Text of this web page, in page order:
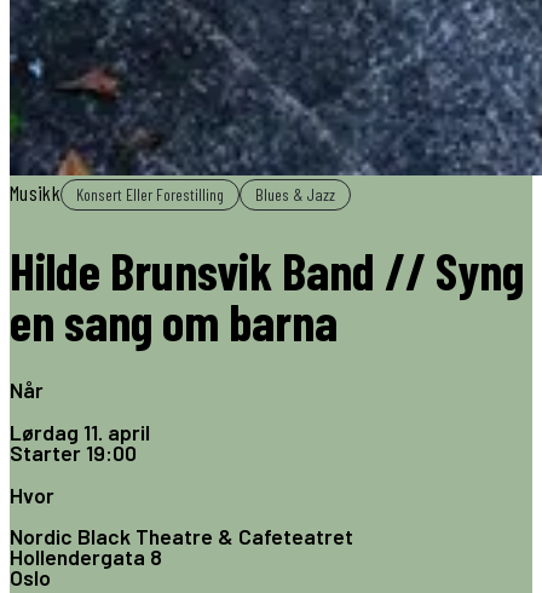
Musikk Konsert Eller Forestilling Blues & Jazz
Hilde Brunsvik Band // Syng
en sang om barna
Når
Lørdag 11. april
Starter19:00
Hvor
Nordic Black Theatre & Cafeteatret
Hollendergata 8
Oslo